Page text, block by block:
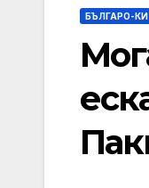
БЪЛГАРО-